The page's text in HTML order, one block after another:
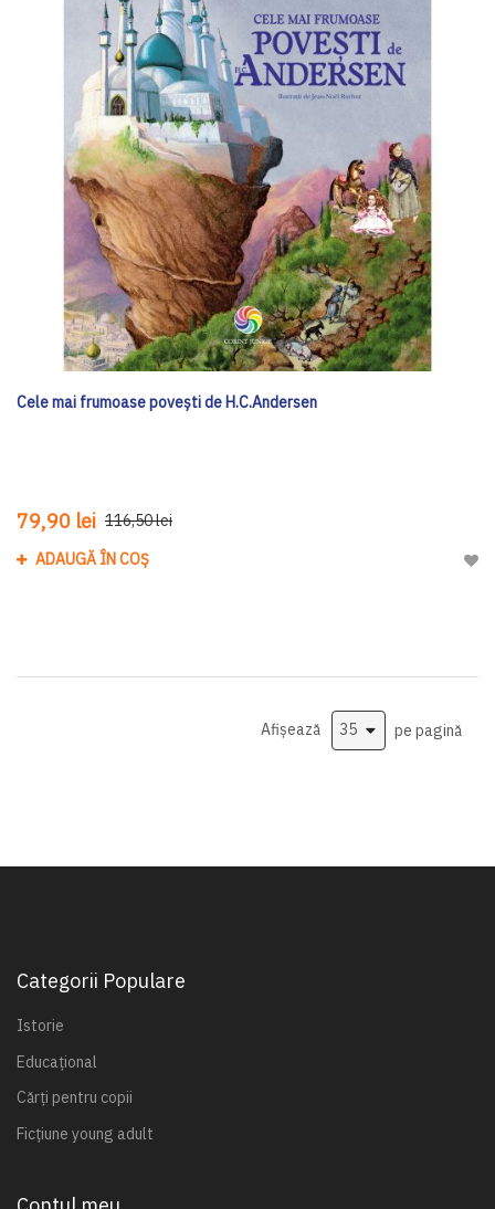
Cele mai frumoase poveşti de H.C.Andersen
79,90 lei 116,50 lei
ADAUGĂ ÎN COȘ
Afișează pe pagină
Categorii Populare
Istorie
Educațional
Cărți pentru copii
Ficțiune young adult